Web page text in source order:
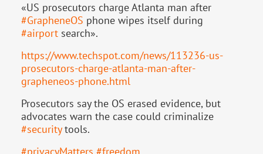
«US prosecutors charge Atlanta man after
#GrapheneOS phone wipes itself during
#airport search».
https://www.techspot.com/news/113236-us-
prosecutors-charge-atlanta-man-after-
grapheneos-phone.html
Prosecutors say the OS erased evidence, but
advocates warn the case could criminalize
#securitytools.